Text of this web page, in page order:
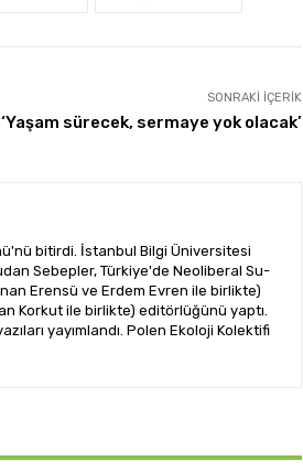
SONRAKI İÇERIK
‘Yaşam sürecek, sermaye yok olacak’
bitirdi. İstanbul Bilgi Üniversitesi
Sebepler, Türkiye'de Neoliberal Su-
Erensü ve Erdem Evren ile birlikte)
Korkut ile birlikte) editörlüğünü yaptı.
yayımlandı. Polen Ekoloji Kolektifi